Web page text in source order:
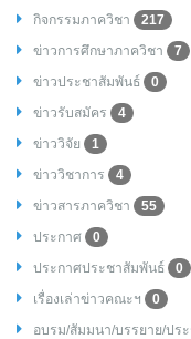
กิจกรรมภาควิชา
217
ข่าวการศึกษาภาควิชา
7
ข่าวประชาสัมพันธ์
0
ข่าวรับสมัคร
4
ข่าววิจัย
1
ข่าววิชาการ
4
ข่าวสารภาควิชา
55
ประกาศ
0
ประกาศประชาสัมพันธ์
0
เรื่องเล่าข่าวคณะฯ
0
อบรม/สัมมนา/บรรยาย/ปร